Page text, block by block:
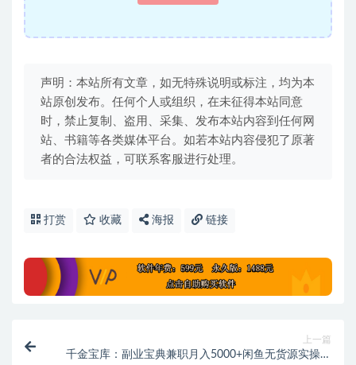
声明：本站所有文章，如无特殊说明或标注，均为本
站原创发布。任何个人或组织，在未征得本站同意
时，禁止复制、盗用、采集、发布本站内容到任何网
站、书籍等各类媒体平台。如若本站内容侵犯了原著
者的合法权益，可联系客服进行处理。
打赏 收藏 海报 链接
上一篇
千金宝库：副业宝典兼职月入5000+闲鱼无货源实操手